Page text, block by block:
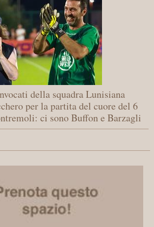
della squadra Lunisiana
per la partita del cuore del 6
ci sono Buffon e Barzagli